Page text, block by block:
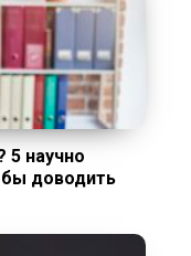
5 научно
доводить